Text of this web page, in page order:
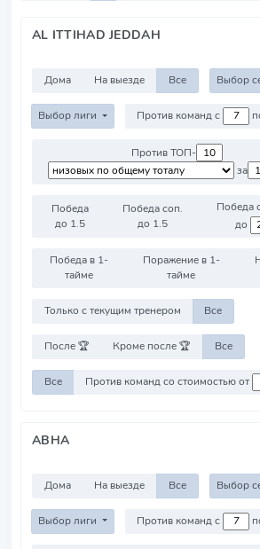
AL ITTIHAD JEDDAH
Дома На выезде Все Выбор
Выбор лиги Против команд с
Против ТОП-
за
Победа
до 1.5
Победа соп.
до 1.5
до
Победа в 1-
тайме
Поражение в 1-
тайме
Только с текущим тренером Все
После 🏆 Кроме после 🏆 Все
Все Против команд со стоимостью от
ABHA
Дома На выезде Все Выбор
Выбор лиги Против команд с